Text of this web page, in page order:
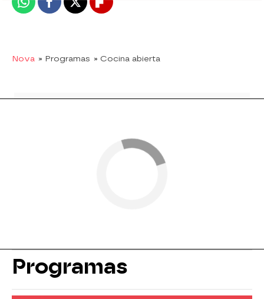
WhatsappFacebook
X Flipboard
Nova » Programas » Cocina abierta
Programas